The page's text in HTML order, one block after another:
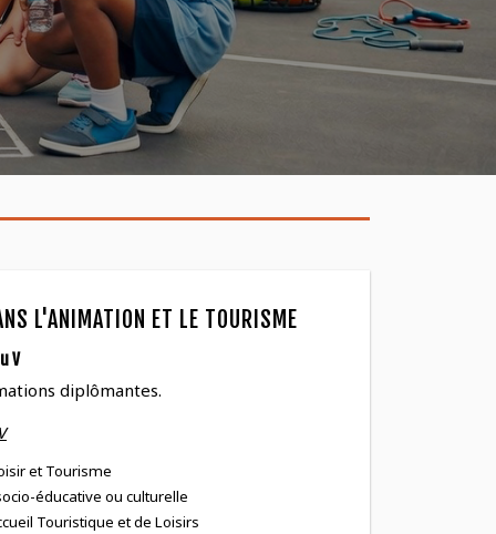
L'ANIMATION ET LE TOURISME
V
diplômantes.
et Tourisme
éducative ou culturelle
Touristique et de Loisirs